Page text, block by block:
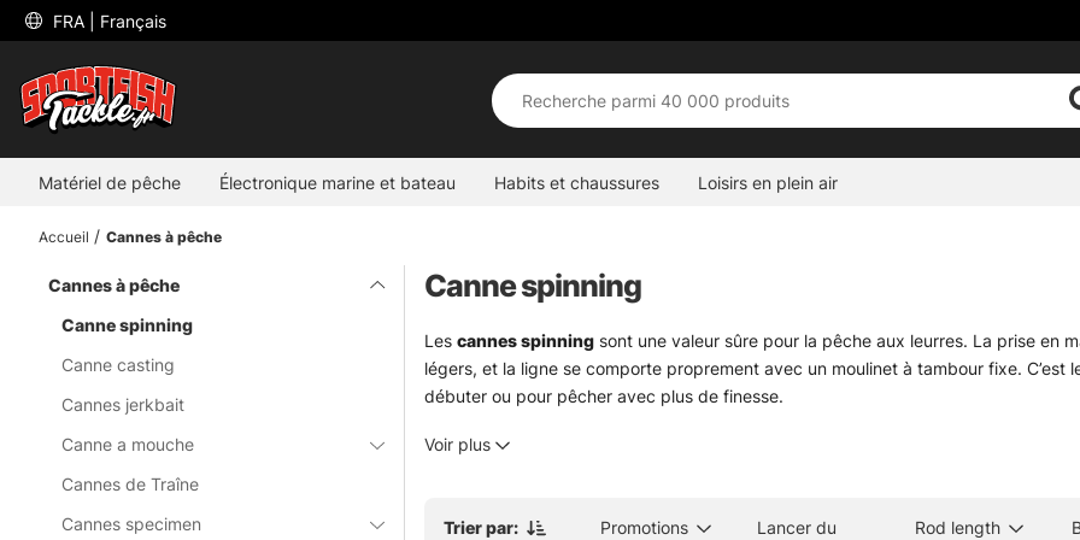
FRA | Français
Matériel de pêche Électronique marine et bateau Habits et chaussures Loisirs en plein air
Accueil Cannes à pêche
Cannes à pêche
Canne spinning
Canne casting
Cannes jerkbait
Canne a mouche
Cannes de Traîne
Cannes specimen
Canne spinning
Les cannes spinning sont une valeur sûre pour la pêche aux leurres. La prise en
légers, et la ligne se comporte proprement avec un moulinet à tambour fixe.
débuter ou pour pêcher avec plus de finesse.
la sensibilité aussi. Avec une action rapide, les touches se lisent mieux et le
perche. Un modèle plus costaud prend le relais pour le brochet, le sandre en
Voir plus
Trier par: Promotions
Lancer du
Rod length